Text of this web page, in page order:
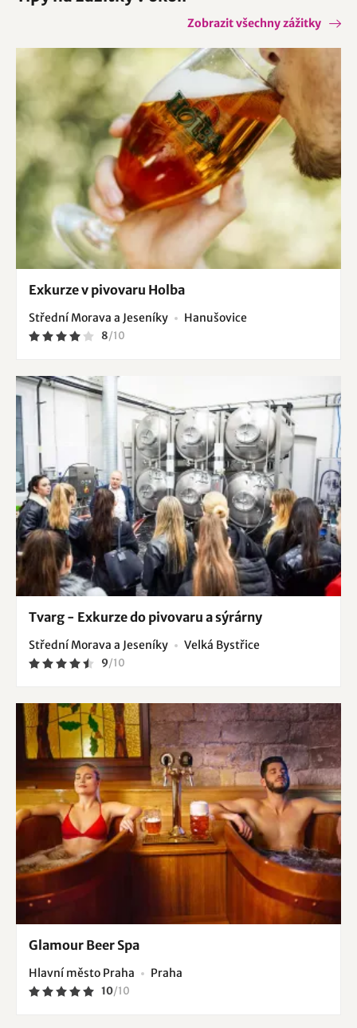
Zobrazit všechny zážitky
Exkurze v pivovaru Holba
Střední Morava a Jeseníky Hanušovice
8/10
Tvarg - Exkurze do pivovaru a sýrárny
Střední Morava a Jeseníky Velká Bystřice
9/10
Glamour Beer Spa
Hlavní město Praha Praha
10/10